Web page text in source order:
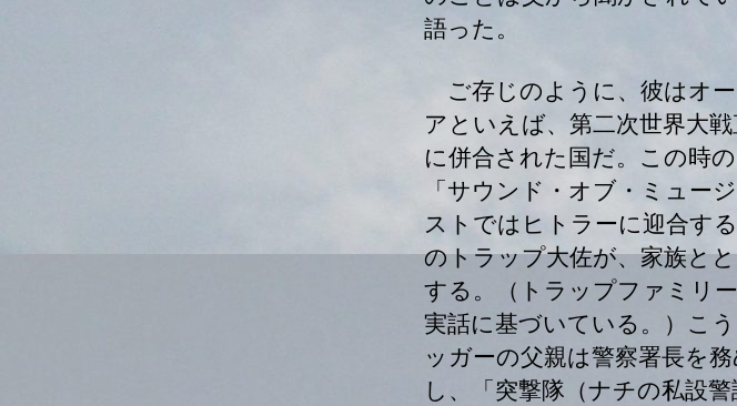
語った。
ご存じのように、彼はオ
アといえば、第二次世界大
に併合された国だ。この時
「サウンド・オブ・ミュー
ストではヒトラーに迎合す
のトラップ大佐が、家族と
する。（トラップファミリ
実話に基づいている。）こ
ッガーの父親は警察署長を
し、「突撃隊（ナチの私設